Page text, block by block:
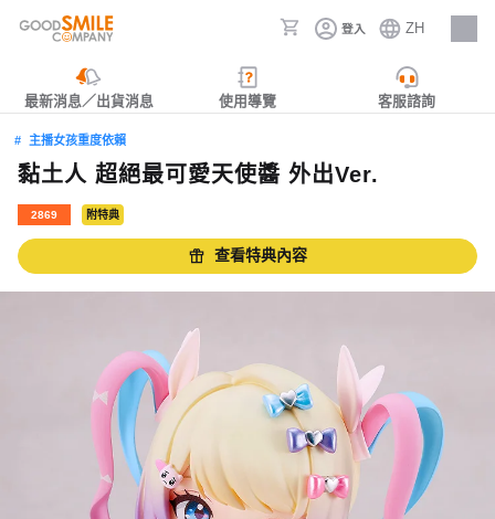
登入 ZH
人才招募
最新消息／出貨消息 使用導覽 客服諮詢
主播女孩重度依賴
黏土人 超絕最可愛天使醬 外出Ver.
2869 附特典
查看特典內容